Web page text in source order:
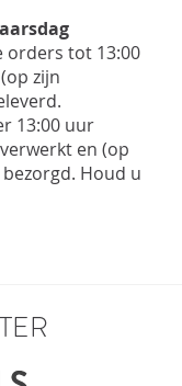
orders tot 13:00
(op zijn
.
13:00 uur
en (op
bezorgd. Houd u